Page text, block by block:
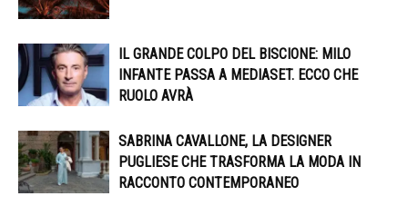
IL GRANDE COLPO DEL BISCIONE: MILO
INFANTE PASSA A MEDIASET. ECCO CHE
RUOLO AVRÀ
SABRINA CAVALLONE, LA DESIGNER
PUGLIESE CHE TRASFORMA LA MODA IN
RACCONTO CONTEMPORANEO